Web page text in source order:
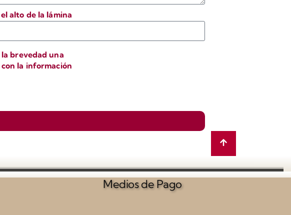
alto de la lámina
la brevedad una
la información
Medios de Pago